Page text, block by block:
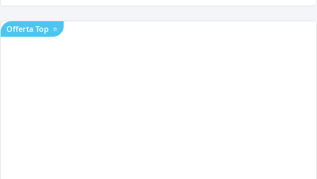
Offerta Top ⭐